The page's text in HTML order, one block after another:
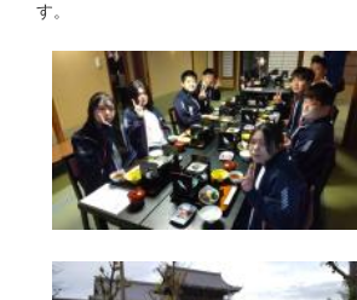
す。